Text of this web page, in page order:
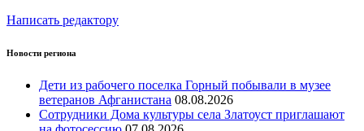
Написать редактору
Новости региона
Дети из рабочего поселка Горный побывали в музее
ветеранов Афганистана 08.08.2026
Сотрудники Дома культуры села Златоуст приглашают